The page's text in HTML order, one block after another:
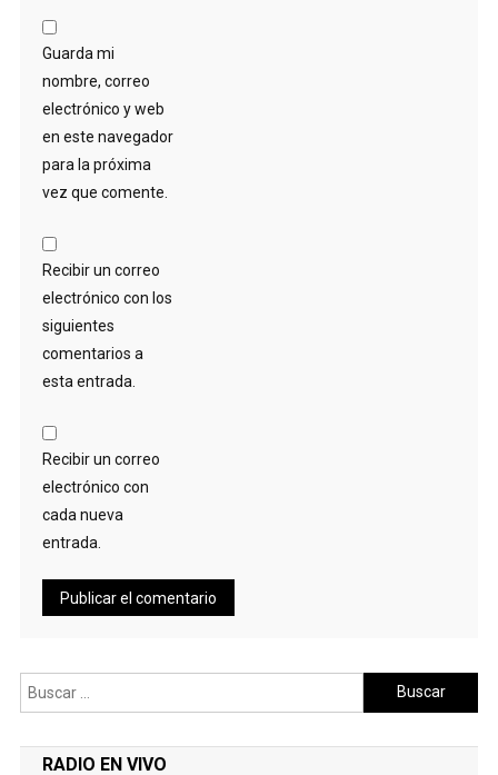
Guarda mi
nombre, correo
electrónico y web
en este navegador
para la próxima
vez que comente.
Recibir un correo
electrónico con los
siguientes
comentarios a
esta entrada.
Recibir un correo
electrónico con
cada nueva
entrada.
Buscar:
RADIO EN VIVO